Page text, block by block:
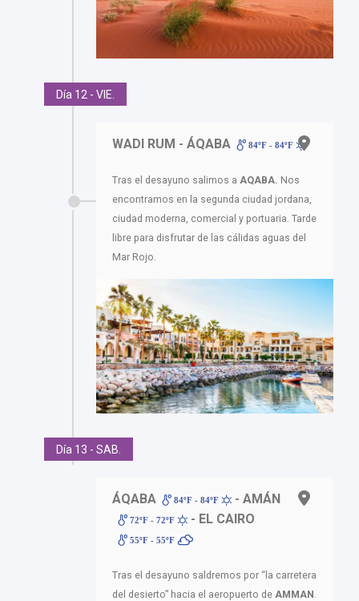
Día 12 - VIE.
WADI RUM - ÁQABA 84ºF - 84ºF
Tras el desayuno salimos a AQABA. Nos
encontramos en la segunda ciudad jordana,
ciudad moderna, comercial y portuaria. Tarde
libre para disfrutar de las cálidas aguas del
Mar Rojo.
Día 13 - SAB.
ÁQABA 84ºF - 84ºF - AMÁN
72ºF - 72ºF - EL CAIRO
55ºF - 55ºF
Tras el desayuno saldremos por “la carretera
del desierto” hacia el aeropuerto de AMMAN